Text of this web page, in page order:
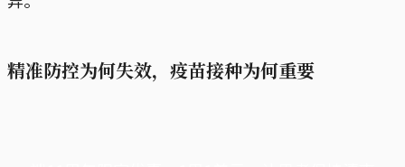
精准防控为何失效，疫苗接种为何重要